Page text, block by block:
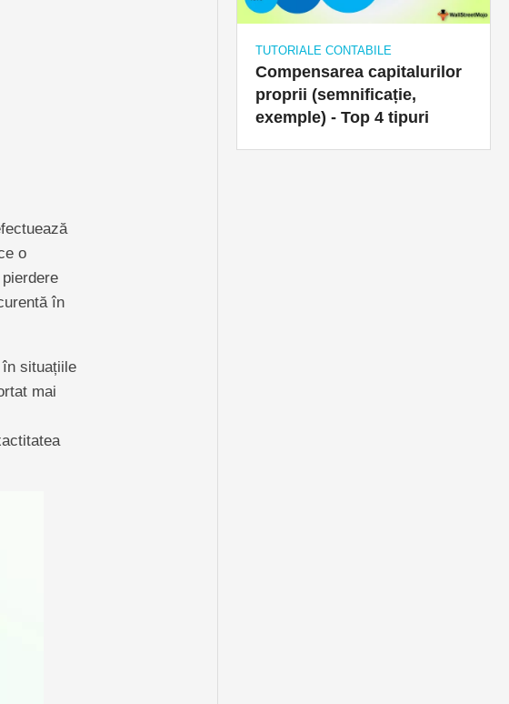
o
în
situațiile
mai
TUTORIALE CONTABILE
Compensarea capitalurilor
proprii (semnificație,
exemple) - Top 4 tipuri